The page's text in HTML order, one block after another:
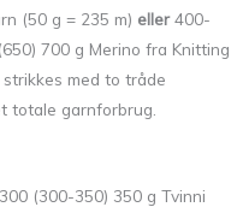
(50 g = 235 m) eller400-
700 g Merino fra Knitting
med to tråde
totale garnforbrug.
(300-350) 350 g Tvinni